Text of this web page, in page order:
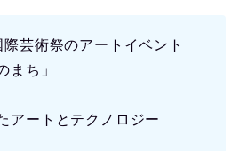
際芸術祭のアートイベント
まち」
アートとテクノロジー